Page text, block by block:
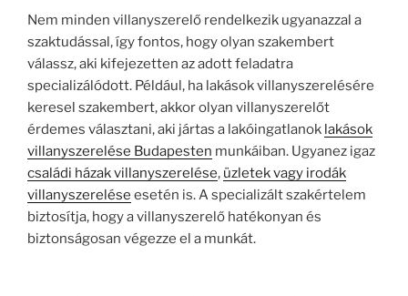
Nem minden villanyszerelő rendelkezik ugyanazzal a
szaktudással, így fontos, hogy olyan szakembert
válassz, aki kifejezetten az adott feladatra
specializálódott. Például, ha lakások villanyszerelésére
keresel szakembert, akkor olyan villanyszerelőt
érdemes választani, aki jártas a lakóingatlanok lakások
villanyszerelése Budapesten munkáiban. Ugyanez igaz
családi házak villanyszerelése, üzletek vagy irodák
villanyszerelése esetén is. A specializált szakértelem
biztosítja, hogy a villanyszerelő hatékonyan és
biztonságosan végezze el a munkát.